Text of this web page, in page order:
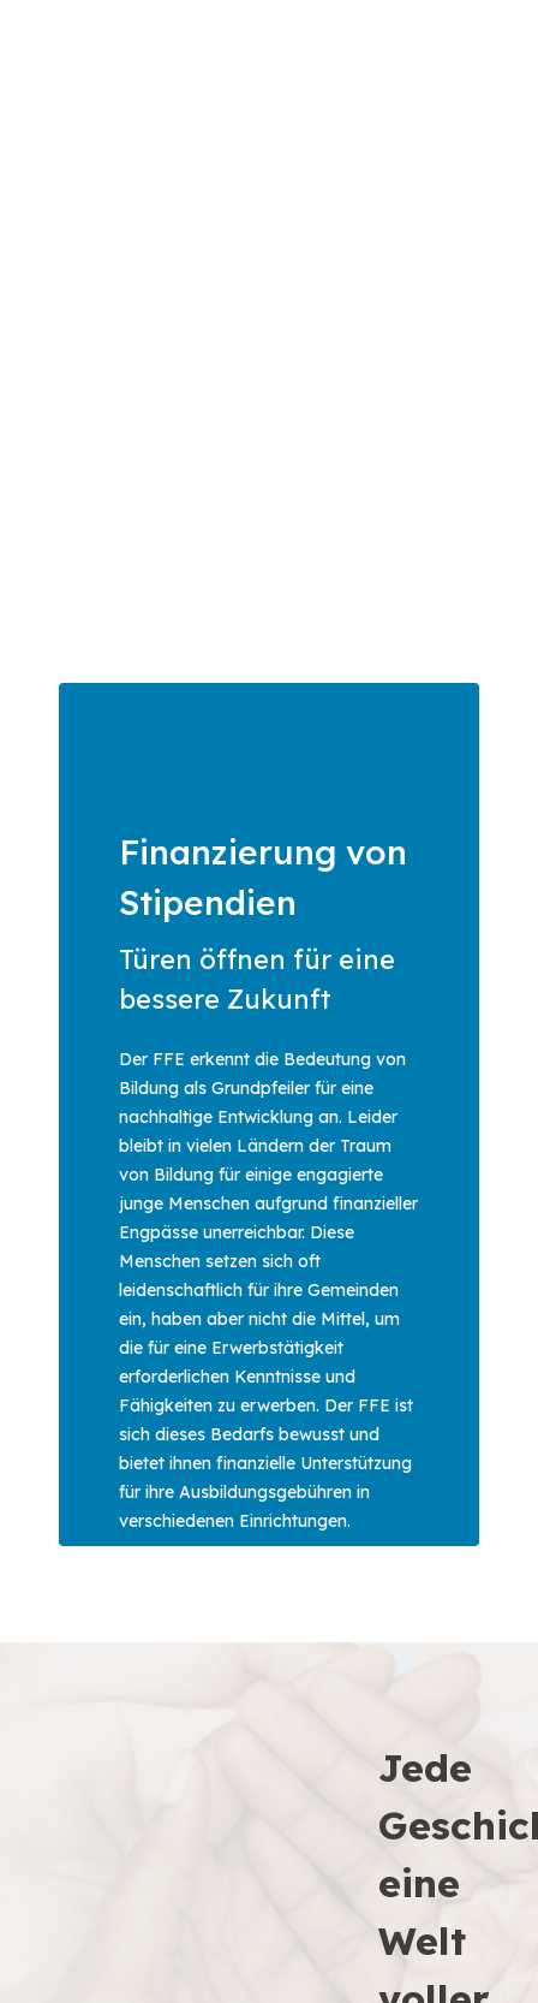
Finanzierung von
Stipendien
Türen öffnen für eine
bessere Zukunft
Der FFE erkennt die Bedeutung von
Bildung als Grundpfeiler für eine
nachhaltige Entwicklung an. Leider
bleibt in vielen Ländern der Traum
von Bildung für einige engagierte
junge Menschen aufgrund finanzieller
Engpässe unerreichbar. Diese
Menschen setzen sich oft
leidenschaftlich für ihre Gemeinden
ein, haben aber nicht die Mittel, um
die für eine Erwerbstätigkeit
erforderlichen Kenntnisse und
Fähigkeiten zu erwerben. Der FFE ist
sich dieses Bedarfs bewusst und
bietet ihnen finanzielle Unterstützung
für ihre Ausbildungsgebühren in
verschiedenen Einrichtungen.
Jede
eine
Welt